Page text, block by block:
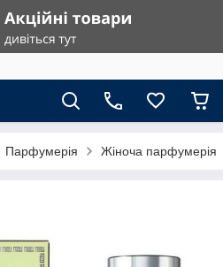
Парфумерія Жіноча парфумерія